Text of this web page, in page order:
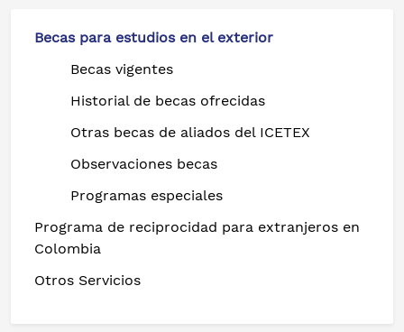
Becas para estudios en el exterior
Becas vigentes
Historial de becas ofrecidas
Otras becas de aliados del ICETEX
Observaciones becas
Programas especiales
Programa de reciprocidad para extranjeros en
Colombia
Otros Servicios